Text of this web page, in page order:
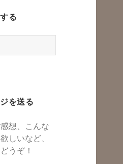
よう
*親子イ
る
を送る
想、こんな
しいなど、
うぞ！